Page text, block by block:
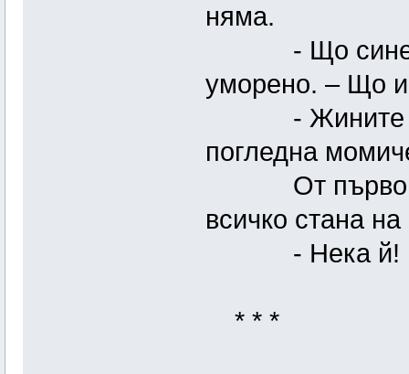
няма.
- Що сине? –
уморено. – Що
- Жините
погледна
От първом,
всичко стана
- Нека й!
* * *